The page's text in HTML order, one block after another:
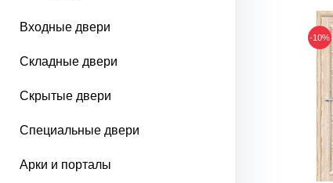
Входные двери
Складные двери
Скрытые двери
Специальные двери
Арки и порталы
-10%